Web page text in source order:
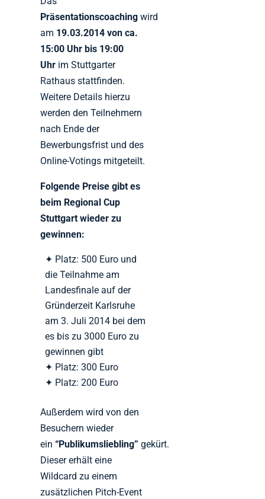
Präsentationscoaching wird
am 19.03.2014 von ca.
15:00 Uhr bis 19:00
Uhr im Stuttgarter
Rathaus stattfinden.
Weitere Details hierzu
werden den Teilnehmern
nach Ende der
Bewerbungsfrist und des
Online-Votings mitgeteilt.
Folgende Preise gibt es
beim Regional Cup
Stuttgart wieder zu
gewinnen:
Platz: 500 Euro und
die Teilnahme am
Landesfinale auf der
Gründerzeit Karlsruhe
am 3. Juli 2014 bei dem
es bis zu 3000 Euro zu
gewinnen gibt
Platz: 300 Euro
Platz: 200 Euro
Außerdem wird von den
Besuchern wieder
ein “Publikumsliebling” gekürt.
Dieser erhält eine
Wildcard zu einem
zusätzlichen Pitch-Event